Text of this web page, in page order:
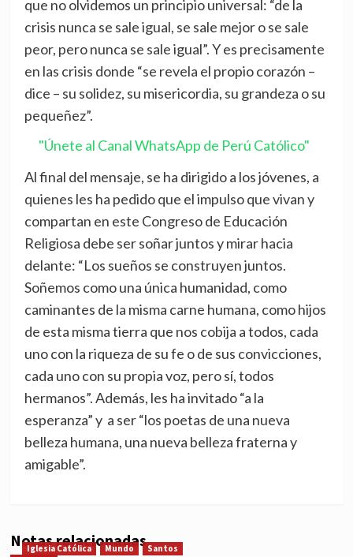
que no olvidemos un principio universal: “de la
crisis nunca se sale igual, se sale mejor o se sale
peor, pero nunca se sale igual”. Y es precisamente
en las crisis donde “se revela el propio corazón –
dice – su solidez, su misericordia, su grandeza o su
pequeñez”.
"Únete al Canal WhatsApp de Perú Católico"
Al final del mensaje, se ha dirigido a los jóvenes, a
quienes les ha pedido que el impulso que vivan y
compartan en este Congreso de Educación
Religiosa debe ser soñar juntos y mirar hacia
delante: “Los sueños se construyen juntos.
Soñemos como una única humanidad, como
caminantes de la misma carne humana, como hijos
de esta misma tierra que nos cobija a todos, cada
uno con la riqueza de su fe o de sus convicciones,
cada uno con su propia voz, pero sí, todos
hermanos”. Además, les ha invitado “a la
esperanza” y a ser “los poetas de una nueva
belleza humana, una nueva belleza fraterna y
amigable”.
Notas relacionadas
Iglesia Católica Mundo Santos